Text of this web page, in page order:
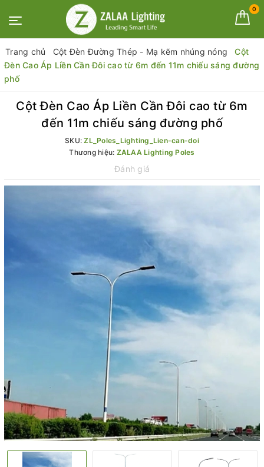
0
Trang chủ Cột Đèn Đường Thép - Mạ kẽm nhúng nóng
Cột
Đèn Cao Áp Liền Cần Đôi cao từ 6m đến 11m chiếu sáng đường
phố
Cột Đèn Cao Áp Liền Cần Đôi cao từ 6m
đến 11m chiếu sáng đường phố
SKU:ZL_Poles_Lighting_Lien-can-doi
Thương hiệu: ZALAA Lighting Poles
Đánh giá